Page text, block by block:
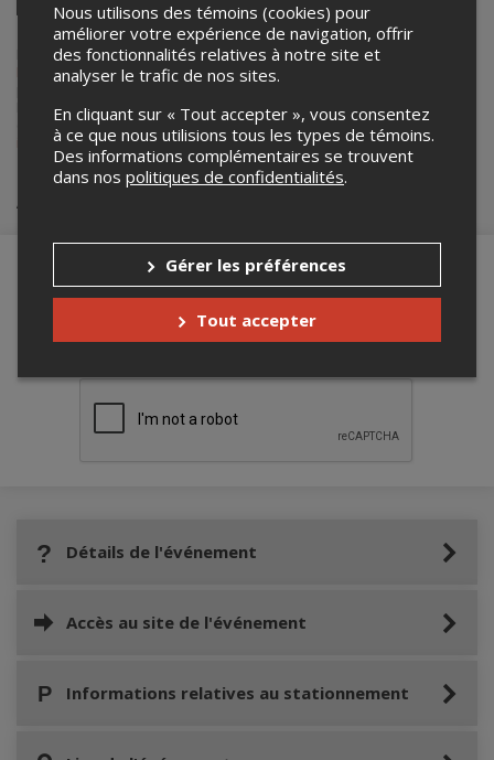
Facebook LinkedinPinterestEnvoyer
par
courriel
Lepointdevente.com agit à titre de mandataire pour Festival Nord-
De-Riredans le cadre de l’affichage en ligne et la vente de billets
pour ses événements.
Pour plus d’information à propos de cet événement, veuillez
contacter l’organisateur de l’événement, Festival Nord-De-Rire
info@festivalnordderire.ca.
Achat de billets
Merci de confirmer que vous n'êtes pas un
robot ci-bas.
Détails de l'événement
Accès au site de l'événement
Informations relatives au stationnement
Nous utilisons des témoins (cookies) pour
améliorer votre expérience de navigation, offrir
des fonctionnalités relatives à notre site et
analyser le trafic de nos sites.
En cliquant sur « Tout accepter », vous consentez
à ce que nous utilisions tous les types de témoins.
Des informations complémentaires se trouvent
dans nos politiques de confidentialités.
Gérer les préférences
Tout accepter